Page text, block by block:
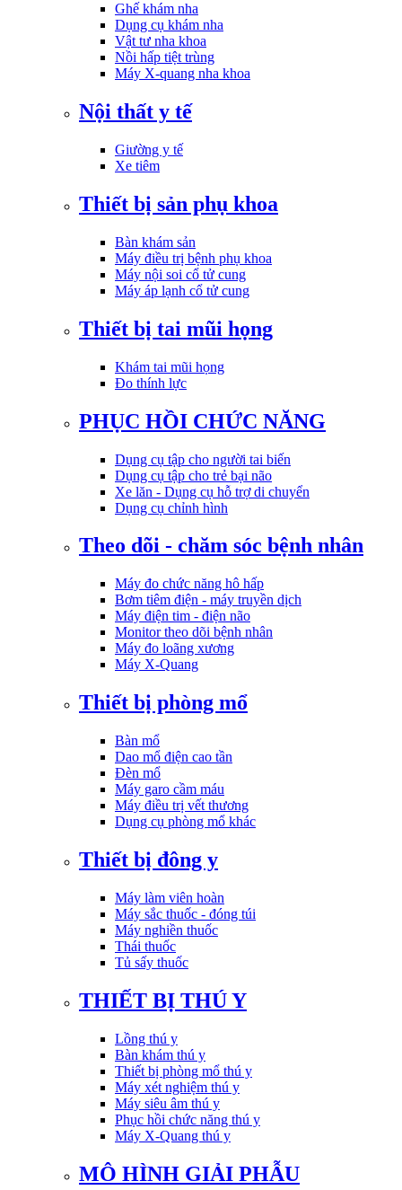
Ghế khám nha
Dụng cụ khám nha
Vật tư nha khoa
Nồi hấp tiệt trùng
Máy X-quang nha khoa
Nội thất y tế
Giường y tế
Xe tiêm
Thiết bị sản phụ khoa
Bàn khám sản
Máy điều trị bệnh phụ khoa
Máy nội soi cổ tử cung
Máy áp lạnh cổ tử cung
Thiết bị tai mũi họng
Khám tai mũi họng
Đo thính lực
PHỤC HỒI CHỨC NĂNG
Dụng cụ tập cho người tai biến
Dụng cụ tập cho trẻ bại não
Xe lăn - Dụng cụ hỗ trợ di chuyển
Dụng cụ chỉnh hình
Theo dõi - chăm sóc bệnh nhân
Máy đo chức năng hô hấp
Bơm tiêm điện - máy truyền dịch
Máy điện tim - điện não
Monitor theo dõi bệnh nhân
Máy đo loãng xương
Máy X-Quang
Thiết bị phòng mổ
Bàn mổ
Dao mổ điện cao tần
Đèn mổ
Máy garo cầm máu
Máy điều trị vết thương
Dụng cụ phòng mổ khác
Thiết bị đông y
Máy làm viên hoàn
Máy sắc thuốc - đóng túi
Máy nghiền thuốc
Thái thuốc
Tủ sấy thuốc
THIẾT BỊ THÚ Y
Lồng thú y
Bàn khám thú y
Thiết bị phòng mổ thú y
Máy xét nghiệm thú y
Máy siêu âm thú y
Phục hồi chức năng thú y
Máy X-Quang thú y
MÔ HÌNH GIẢI PHẪU